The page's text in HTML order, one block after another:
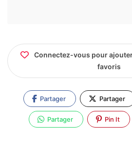
Connectez-vous pour
favoris
Partager Partager
Partager Pin It